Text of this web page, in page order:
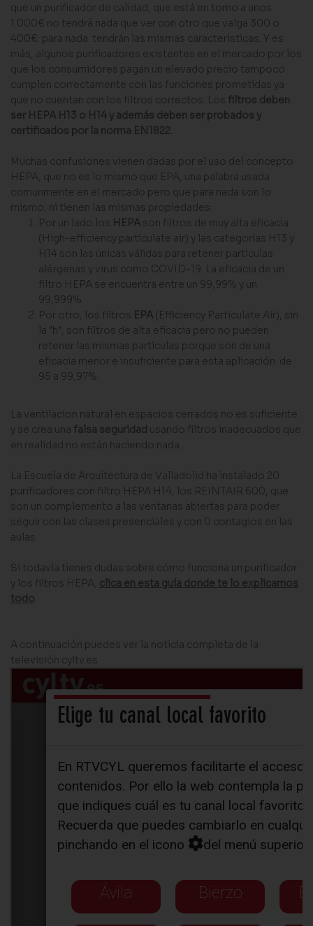
que un purificador de calidad, que está en torno a unos
1.000€ no tendrá nada que ver con otro que valga 300 o
400€; para nada tendrán las mismas características. Y es
más, algunos purificadores existentes en el mercado por los
que los consumidores pagan un elevado precio tampoco
cumplen correctamente con las funciones prometidas ya
que no cuentan con los filtros correctos. Los filtros deben
ser HEPA H13 o H14 y además deben ser probados y
certificados por la norma EN1822.
Muchas confusiones vienen dadas por el uso del concepto
HEPA, que no es lo mismo que EPA, una palabra usada
comunmente en el mercado pero que para nada son lo
mismo, ni tienen las mismas propiedades:
Por un lado los HEPA son filtros de muy alta eficacia
(High-efficiency particulate air) y las categorías H13 y
H14 son las únicas válidas para retener partículas
alérgenas y virus como COVID-19. La eficacia de un
filtro HEPA se encuentra entre un 99,99% y un
99,999%.
Por otro, los filtros EPA (Efficiency Particulate Air), sin
la "h", son filtros de alta eficacia pero no pueden
retener las mismas partículas porque son de una
eficacia menor e insuficiente para esta aplicación: de
95 a 99,97%.
La ventilacion natural en espacios cerrados no es suficiente
y se crea una falsa seguridad usando filtros inadecuados que
en realidad no están haciendo nada.
La Escuela de Arquitectura de Valladolid ha instalado 20
purificadores con filtro HEPA H14, los REINTAIR 600, que
son un complemento a las ventanas abiertas para poder
seguir con las clases presenciales y con 0 contagios en las
aulas.
Si todavía tienes dudas sobre cómo funciona un purificador
y los filtros HEPA, clica en esta guía donde te lo explicamos
todo.
A continuación puedes ver la noticia completa de la
televisión cyltv.es